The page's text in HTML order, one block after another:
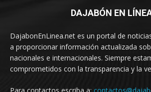
DAJABÓN EN
DajabonEnLinea.net es un portal de
a proporcionar información actualizada
nacionales e internacionales. Siempre
comprometidos con la transparencia y la